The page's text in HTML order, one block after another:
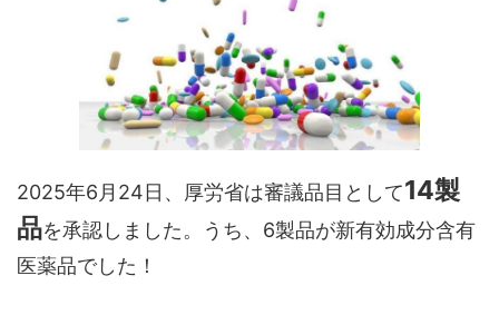
2025年6月24日、厚労省は審議品目として14製
品を承認しました。うち、6製品が新有効成分含有
医薬品でした！